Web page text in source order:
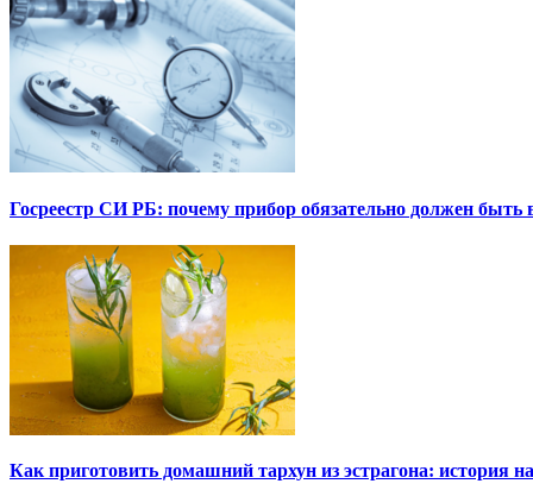
Госреестр СИ РБ: почему прибор обязательно должен быть
Как приготовить домашний тархун из эстрагона: история